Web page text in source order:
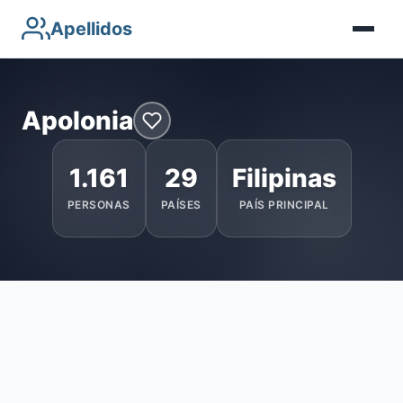
Apellidos
Apolonia
1.161
PERSONAS
29
PAÍSES
Filipinas
PAÍS PRINCIPAL